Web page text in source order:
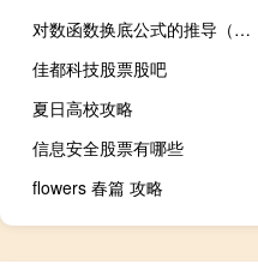
对数函数换底公式的推导（对数函数换底公式）
佳都科技股票股吧
夏日高校攻略
信息安全股票有哪些
flowers 春篇 攻略